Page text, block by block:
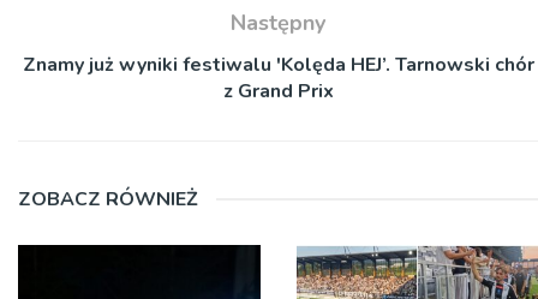
Następny
Znamy już wyniki festiwalu 'Kolęda HEJ’. Tarnowski chór
z Grand Prix
ZOBACZ RÓWNIEŻ